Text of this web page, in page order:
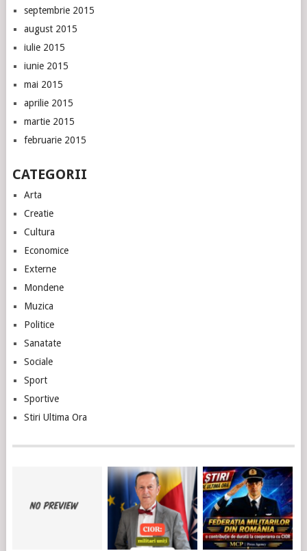
septembrie 2015
august 2015
iulie 2015
iunie 2015
mai 2015
aprilie 2015
martie 2015
februarie 2015
CATEGORII
Arta
Creatie
Cultura
Economice
Externe
Mondene
Muzica
Politice
Sanatate
Sociale
Sport
Sportive
Stiri Ultima Ora